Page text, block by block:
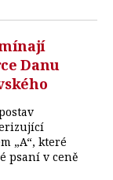
Danu
„A“, které
psaní v ceně